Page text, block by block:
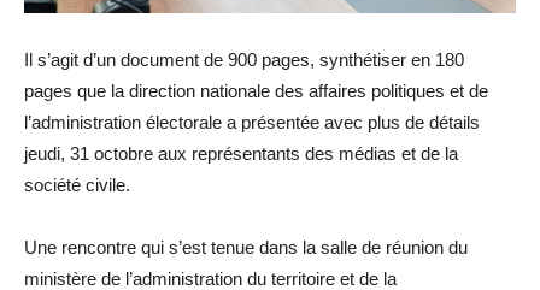
Il s’agit d’un document de 900 pages, synthétiser en 180
pages que la direction nationale des affaires politiques et de
l’administration électorale a présentée avec plus de détails
jeudi, 31 octobre aux représentants des médias et de la
société civile.
Une rencontre qui s’est tenue dans la salle de réunion du
ministère de l’administration du territoire et de la